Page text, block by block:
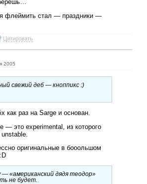
я флеймить стал — праздники —
Цитировать
2005
свежий деб — кноппикс :)
как раз на Sarge и основан.
— это experimental, из которого
оригинальные в бооольшом
— «американский дядя теодор»
не будет.